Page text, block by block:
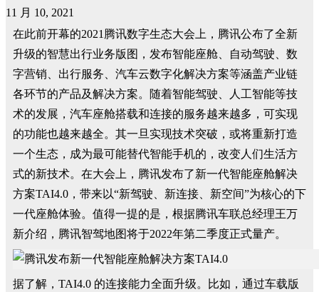
11 月 10, 2021
在此前开幕的2021腾讯数字生态大会上，腾讯公布了全新
升级的智慧出行业务版图，发布智能座舱、自动驾驶、数
字营销、出行服务、汽车云数字化解决方案等涵盖产业链
各环节的产品及解决方案。随着智能驾驶、人工智能等技
术的发展，汽车座舱搭载和连接的服务越来越多，可实现
的功能也越来越全。其一旦实现技术突破，或将重新打造
一个生态，成为最可能替代智能手机的，改变人们生活方
式的新技术。在大会上，腾讯发布了新一代智能座舱解决
方案TAI4.0，带来以“新驾驶、新连接、新空间”为核心的下
一代座舱体验。值得一提的是，根据腾讯车联总经理王万
新介绍，腾讯智驾地图将于2022年第二季度正式量产。
据了解，TAI4.0 的连接能力全面升级。比如，通过车载版